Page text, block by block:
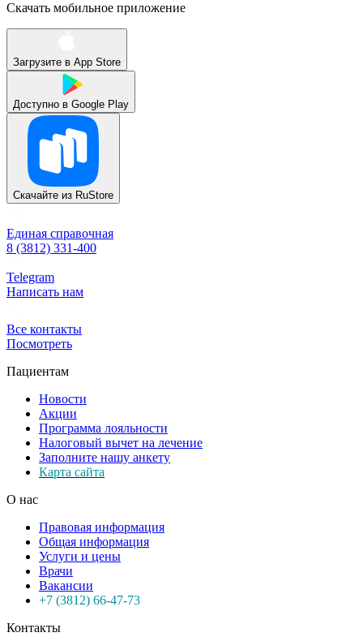
Скачать мобильное приложение
Загрузите в App Store
Доступно в Google Play
Скачайте из RuStore
Единая справочная
8 (3812) 331-400
Telegram
Написать нам
Все контакты
Посмотреть
Пациентам
Новости
Акции
Программа лояльности
Налоговый вычет на лечение
Заполните нашу анкету
Карта сайта
О нас
Правовая информация
Общая информация
Услуги и цены
Врачи
Вакансии
+7 (3812) 66-47-73
Контакты